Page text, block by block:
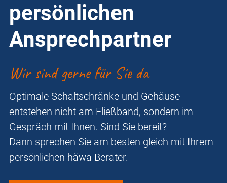
persönlichen
Ansprechpartner
Wir sind gerne für Sie da
Optimale Schaltschränke und Gehäuse
entstehen nicht am Fließband, sondern im
Gespräch mit Ihnen. Sind Sie bereit?
Dann sprechen Sie am besten gleich mit Ihrem
persönlichen häwa Berater.